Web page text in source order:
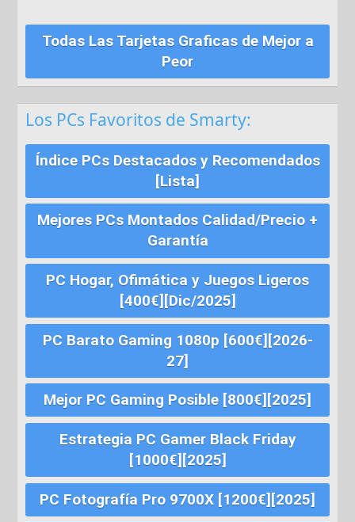
Todas Las Tarjetas Graficas de Mejor a
Peor
Los PCs Favoritos de Smarty:
Índice PCs Destacados y Recomendados
[Lista]
Mejores PCs Montados Calidad/Precio +
Garantía
PC Hogar, Ofimática y Juegos Ligeros
[400€][Dic/2025]
PC Barato Gaming 1080p [600€][2026-
27]
Mejor PC Gaming Posible [800€][2025]
Estrategia PC Gamer Black Friday
[1000€][2025]
PC Fotografía Pro 9700X [1200€][2025]